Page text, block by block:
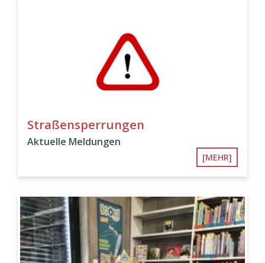
Straßensperrungen
Aktuelle Meldungen
[MEHR]